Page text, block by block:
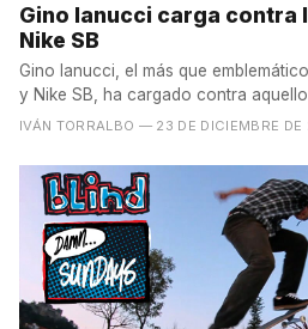
Gino Ianucci carga contra
Nike SB
Gino Ianucci, el más que
y Nike SB, ha cargado contra
IVÁN TORRALBO — 23 DE DICIEMBRE DE